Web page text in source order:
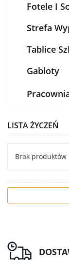
Fotele I
Strefa
Tablice
Gabloty
LISTA ŻYCZEŃ
Brak produktów